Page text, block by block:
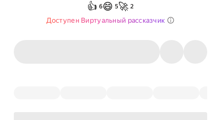
👍 6😄 5🚀 2
Доступен Виртуальный рассказчик